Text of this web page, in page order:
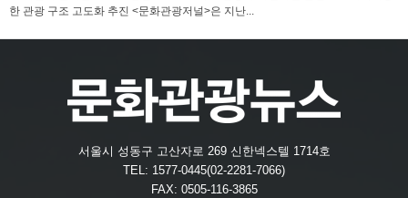
한 관광 구조 고도화 추진 <문화관광저널>은 지난...
서울시 성동구 고산자로 269 신한넥스텔 1714호
TEL: 1577-0445(02-2281-7066)
FAX: 0505-116-3865